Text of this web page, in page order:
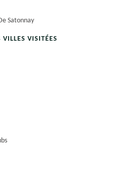
Satonnay
VILLES VISITÉES